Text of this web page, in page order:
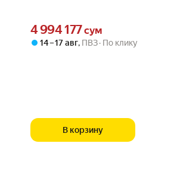
Цена 4994177 сум вместо
4 994 177сум
14 – 17 авг, ПВЗ По клику
В корзину